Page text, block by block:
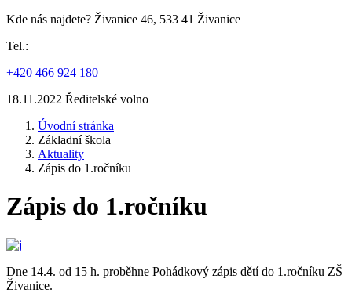
Kde nás najdete? Živanice 46, 533 41 Živanice
Tel.:
+420 466 924 180
18.11.2022 Ředitelské volno
Úvodní stránka
Základní škola
Aktuality
Zápis do 1.ročníku
Zápis do 1.ročníku
Dne 14.4. od 15 h. proběhne Pohádkový zápis dětí do 1.ročníku ZŠ
Živanice.